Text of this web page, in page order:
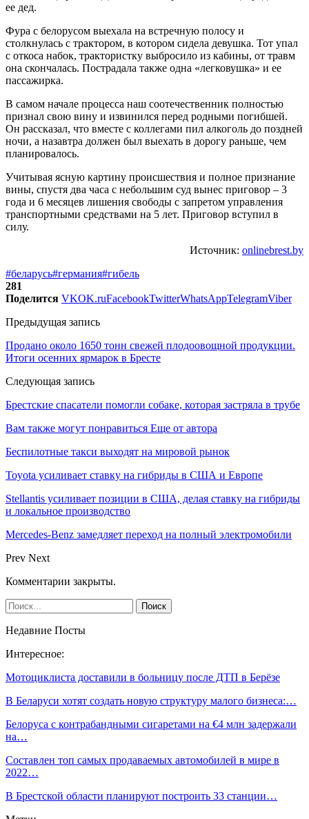
ее дед.
Фура с белорусом выехала на встречную полосу и
столкнулась с трактором, в котором сидела девушка. Тот упал
с откоса набок, трактористку выбросило из кабины, от травм
она скончалась. Пострадала также одна «легковушка» и ее
пассажирка.
В самом начале процесса наш соотечественник полностью
признал свою вину и извинился перед родными погибшей.
Он рассказал, что вместе с коллегами пил алкоголь до поздней
ночи, а назавтра должен был выехать в дорогу раньше, чем
планировалось.
Учитывая ясную картину происшествия и полное признание
вины, спустя два часа с небольшим суд вынес приговор – 3
года и 6 месяцев лишения свободы с запретом управления
транспортными средствами на 5 лет. Приговор вступил в
силу.
Источник: onlinebrest.by
#беларусь#германия#гибель
281
Поделится VKOK.ruFacebookTwitterWhatsAppTelegramViber
Предыдущая запись
Продано около 1650 тонн свежей плодоовощной продукции.
Итоги осенних ярмарок в Бресте
Следующая запись
Брестские спасатели помогли собаке, которая застряла в трубе
Вам также могут понравиться Еще от автора
Беспилотные такси выходят на мировой рынок
Toyota усиливает ставку на гибриды в США и Европе
Stellantis усиливает позиции в США, делая ставку на гибриды
и локальное производство
Mercedes-Benz замедляет переход на полный электромобили
Prev Next
Комментарии закрыты.
Недавние Посты
Интересное:
Мотоциклиста доставили в больницу после ДТП в Берёзе
В Беларуси хотят создать новую структуру малого бизнеса:…
Белоруса с контрабандными сигаретами на €4 млн задержали
на…
Составлен топ самых продаваемых автомобилей в мире в
2022…
В Брестской области планируют построить 33 станции…